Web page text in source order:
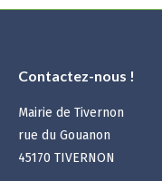
Contactez-nous !
Mairie de Tivernon
rue du Gouanon
45170 TIVERNON